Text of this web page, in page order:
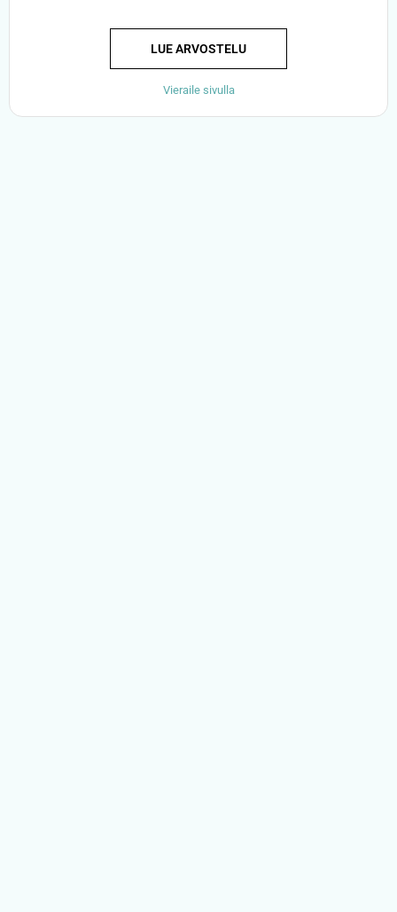
LUE ARVOSTELU
Vieraile sivulla